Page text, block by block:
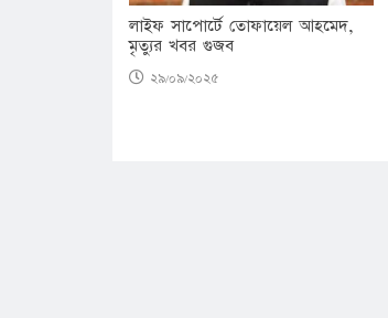
লাইফ সাপোর্টে তোফায়েল আহমেদ,
মৃত্যুর খবর গুজব
২৯/০৯/২০২৫